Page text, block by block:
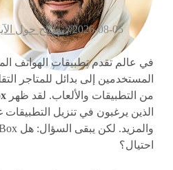
2026-08-05 / نصائح حول
في عالم تقدم تطبيقات الهواتف
المستخدمين إلى بدائل للمتاجر
من التطبيقات والألعاب. لقد ظهر
الذين يرغبون في تنزيل التطبيقات
احتيال؟